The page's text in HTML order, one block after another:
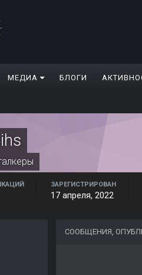
МЕДИА БЛОГИ
ЗАРЕГИСТРИРОВАН
17 апреля, 2022
СООБЩЕНИЯ,